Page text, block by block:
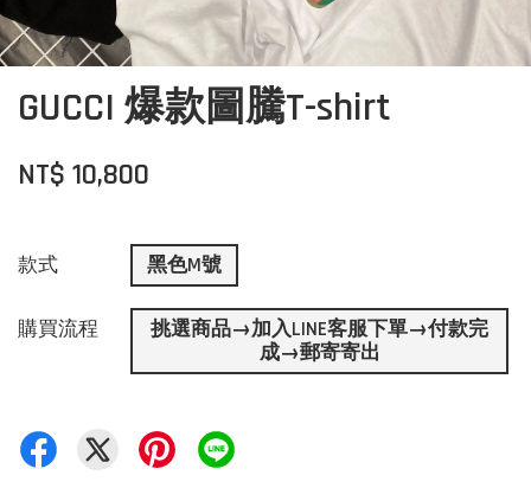
GUCCI 爆款圖騰T-shirt
NT$ 10,800
款式 黑色M號
購買流程
挑選商品→加入LINE客服下單→付款完
成→郵寄寄出